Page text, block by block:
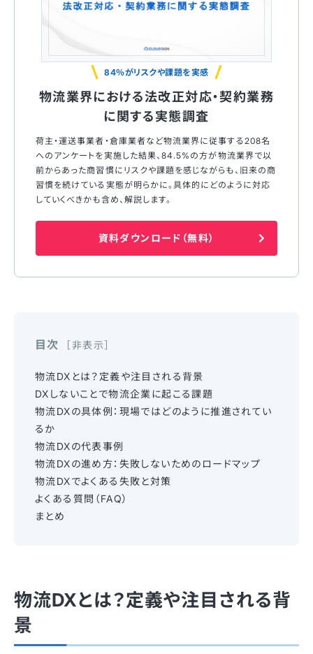
84％がリスクや課題を実感
物流業界における法改正対応・契約業務
に関する実態調査
荷主・運送事業者・倉庫業者など物流業界に従事する208名
へのアンケートを実施した結果、84.5%の方が物流業界で以
前からあった商習慣にリスクや課題を感じながらも、旧来の商
習慣を続けている実態が明らかに。具体的にどのように対応
していくべきかも含め、解説します。
資料ダウンロード（無料）
目次 非表示
物流DXとは？定義や注目される背景
DXしないことで物流企業に起こる課題
物流DXの具体例：現場ではどのように推進されてい
るか
物流DXの代表事例
物流DXの進め方：失敗しないためのロードマップ
物流DXでよくある失敗と対策
よくある質問（FAQ）
まとめ
物流DXとは？定義や注目される背
景